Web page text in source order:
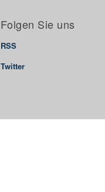
Folgen Sie uns
RSS
Twitter